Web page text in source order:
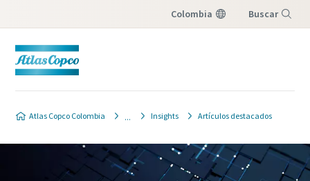
Colombia Buscar
Atlas Copco Colombia Insights Artículos destacados